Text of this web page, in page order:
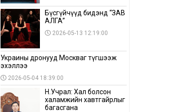
Бүсгүйчүүд бидэнд “ЗАВ
АЛГА”
2026-05-13 12:19:00
Украины дронууд Москваг түгшээж
эхэллээ
2026-05-04 18:39:00
Н.Учрал: Хал болсон
халамжийн хавтгайрлыг
багасгана